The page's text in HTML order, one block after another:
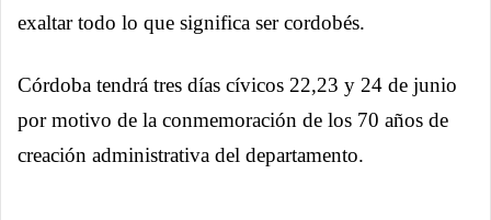
exaltar todo lo que significa ser cordobés.
Córdoba tendrá tres días cívicos 22,23 y 24 de junio
por motivo de la conmemoración de los 70 años de
creación administrativa del departamento.